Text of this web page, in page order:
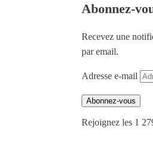
Abonnez-
Recevez une
par email.
Adresse e-mail
Abonnez-vous
Rejoignez les 1